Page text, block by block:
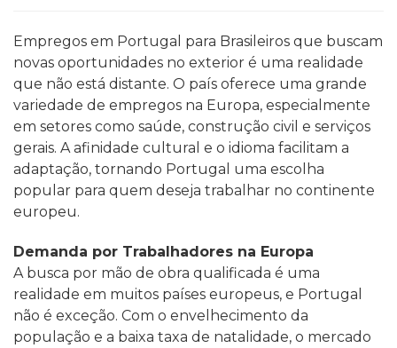
Empregos em Portugal para Brasileiros que buscam
novas oportunidades no exterior é uma realidade
que não está distante. O país oferece uma grande
variedade de empregos na Europa, especialmente
em setores como saúde, construção civil e serviços
gerais. A afinidade cultural e o idioma facilitam a
adaptação, tornando Portugal uma escolha
popular para quem deseja trabalhar no continente
europeu.
Demanda por Trabalhadores na Europa
A busca por mão de obra qualificada é uma
realidade em muitos países europeus, e Portugal
não é exceção. Com o envelhecimento da
população e a baixa taxa de natalidade, o mercado